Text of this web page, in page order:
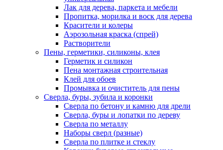
Лак для дерева, паркета и мебели
Пропитка, морилка и воск для дерева
Красители и колеры
Аэрозольная краска (спрей)
Растворители
Пены, герметики, силиконы, клея
Герметик и силикон
Пена монтажная строительная
Клей для обоев
Промывка и очиститель для пены
Сверла, буры, зубила и коронки
Сверла по бетону и камню для дрели
Сверла, буры и лопатки по дереву
Сверла по металлу
Наборы сверл (разные)
Сверла по плитке и стеклу